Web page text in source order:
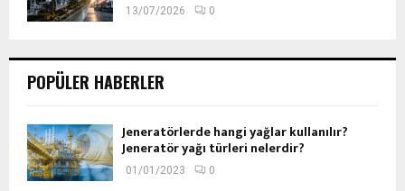
13/07/2026 0
POPÜLER HABERLER
Jeneratörlerde hangi yağlar kullanılır?
Jeneratör yağı türleri nelerdir?
01/01/2023 0